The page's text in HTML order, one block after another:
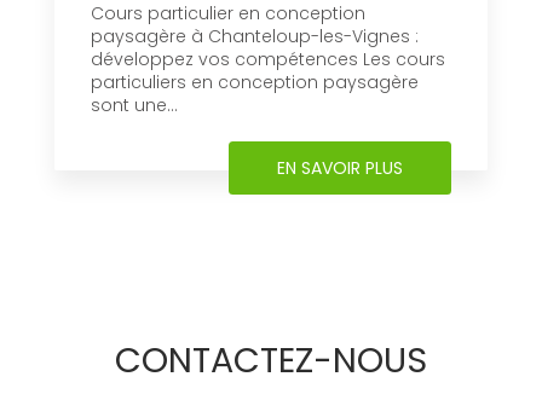
Cours particulier en conception
paysagère à Chanteloup-les-Vignes :
développez vos compétences Les cours
particuliers en conception paysagère
sont une...
EN SAVOIR PLUS
CONTACTEZ-NOUS